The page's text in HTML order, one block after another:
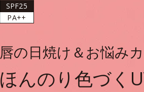
SPF25
PA++
唇の日焼け＆お悩みカ
ほんのり色づく